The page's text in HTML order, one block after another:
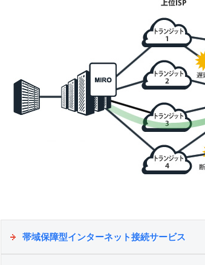
帯域保障型インターネット接続サービス